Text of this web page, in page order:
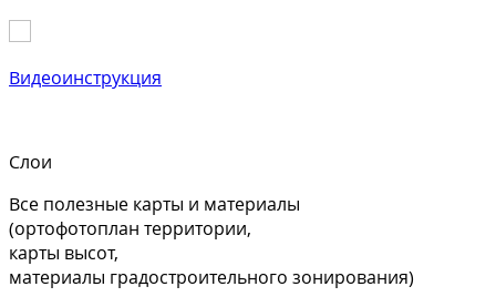
Видеоинструкция
Слои
Все полезные карты и материалы
(ортофотоплан территории,
карты высот,
материалы градостроительного зонирования)